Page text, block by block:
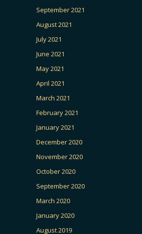
September 2021
August 2021
July 2021
June 2021
May 2021
April 2021
March 2021
February 2021
January 2021
December 2020
November 2020
October 2020
September 2020
March 2020
January 2020
August 2019